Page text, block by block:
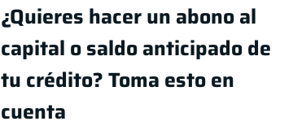
¿Quieres hacer un abono al
capital o saldo anticipado de
tu crédito? Toma esto en
cuenta